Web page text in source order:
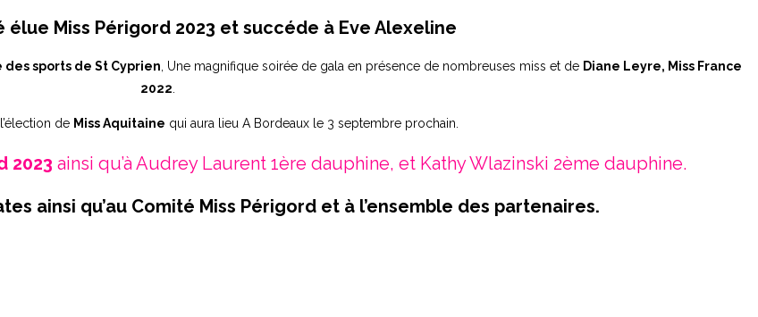
élue Miss Périgord 2023 et succéde à Eve Alexeline
sports de St Cyprien , Une magnifique soirée de gala en présence de nombreuses miss et de Diane Leyre, Miss France
2022
de Miss Aquitaine qui aura lieu A Bordeaux le 3 septembre prochain.
2023 ainsi qu’à Audrey Laurent 1ère dauphine, et Kathy Wlazinski 2ème dauphine.
ainsi qu’au Comité Miss Périgord et à l’ensemble des partenaires.